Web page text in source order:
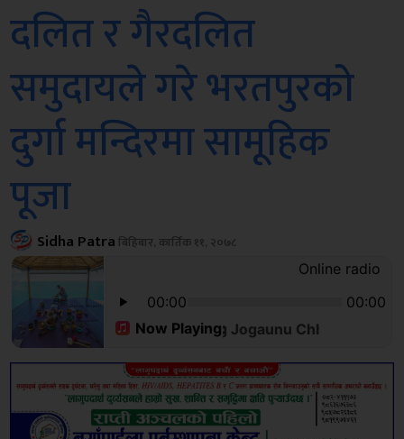
दलित र गैरदलित
समुदायले गरे भरतपुरको
दुर्गा मन्दिरमा सामूहिक
पूजा
Sidha Patraबिहिबार, कार्तिक ११, २०७८